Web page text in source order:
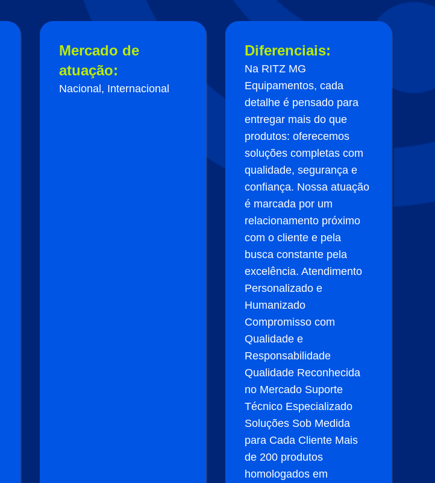
Mercado de
atuação:
Nacional, Internacional
Diferenciais:
Na RITZ MG
Equipamentos, cada
detalhe é pensado para
entregar mais do que
produtos: oferecemos
soluções completas com
qualidade, segurança e
confiança. Nossa atuação
é marcada por um
relacionamento próximo
com o cliente e pela
busca constante pela
excelência. Atendimento
Personalizado e
Humanizado
Compromisso com
Qualidade e
Responsabilidade
Qualidade Reconhecida
no Mercado Suporte
Técnico Especializado
Soluções Sob Medida
para Cada Cliente Mais
de 200 produtos
homologados em